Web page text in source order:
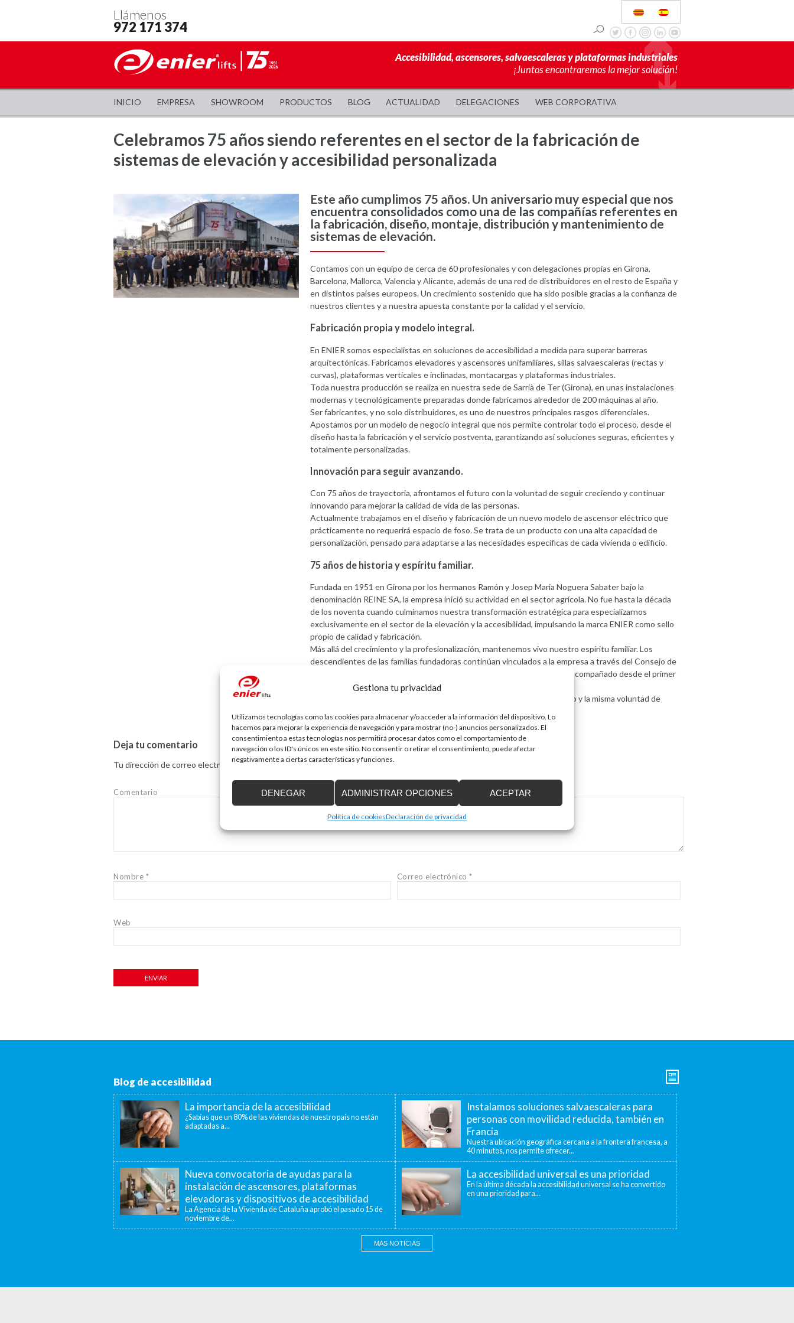
Gestiona tu privacidad
Utilizamos tecnologías como las cookies para almacenar y/o acceder a la información del dispositivo. Lo
hacemos para mejorar la experiencia de navegación y para mostrar (no-) anuncios personalizados. El
consentimiento a estas tecnologías nos permitirá procesar datos como el comportamiento de
navegación o los ID's únicos en este sitio. No consentir o retirar el consentimiento, puede afectar
negativamente a ciertas características y funciones.
ACEPTAR
DENEGAR ADMINISTRAR OPCIONES
Política de cookiesDeclaración de privacidad
Llámenos
972 171 374
Accesibilidad, ascensores, salvaescaleras y plataformas industriales
¡Juntos encontraremos la mejor solución!
INICIO EMPRESA SHOWROOM PRODUCTOS BLOG ACTUALIDAD DELEGACIONES WEB CORPORATIVA
Celebramos 75 años siendo referentes en el sector de la fabricación de
sistemas de elevación y accesibilidad personalizada
Este año cumplimos 75 años. Un aniversario muy especial que nos
encuentra consolidados como una de las compañías referentes en
la fabricación, diseño, montaje, distribución y mantenimiento de
sistemas de elevación.
Contamos con un equipo de cerca de 60 profesionales y con delegaciones propias en Girona,
Barcelona, Mallorca, Valencia y Alicante, además de una red de distribuidores en el resto de España y
en distintos países europeos. Un crecimiento sostenido que ha sido posible gracias a la confianza de
nuestros clientes y a nuestra apuesta constante por la calidad y el servicio.
Fabricación propia y modelo integral.
En ENIER somos especialistas en soluciones de accesibilidad a medida para superar barreras
arquitectónicas. Fabricamos elevadores y ascensores unifamiliares, sillas salvaescaleras (rectas y
curvas), plataformas verticales e inclinadas, montacargas y plataformas industriales.
Toda nuestra producción se realiza en nuestra sede de Sarrià de Ter (Girona), en unas instalaciones
modernas y tecnológicamente preparadas donde fabricamos alrededor de 200 máquinas al año.
Ser fabricantes, y no solo distribuidores, es uno de nuestros principales rasgos diferenciales.
Apostamos por un modelo de negocio integral que nos permite controlar todo el proceso, desde el
diseño hasta la fabricación y el servicio postventa, garantizando así soluciones seguras, eficientes y
totalmente personalizadas.
Innovación para seguir avanzando.
Con 75 años de trayectoria, afrontamos el futuro con la voluntad de seguir creciendo y continuar
innovando para mejorar la calidad de vida de las personas.
Actualmente trabajamos en el diseño y fabricación de un nuevo modelo de ascensor eléctrico que
prácticamente no requerirá espacio de foso. Se trata de un producto con una alta capacidad de
personalización, pensado para adaptarse a las necesidades específicas de cada vivienda o edificio.
75 años de historia y espíritu familiar.
Fundada en 1951 en Girona por los hermanos Ramón y Josep Maria Noguera Sabater bajo la
denominación REINE SA, la empresa inició su actividad en el sector agrícola. No fue hasta la década
de los noventa cuando culminamos nuestra transformación estratégica para especializarnos
exclusivamente en el sector de la elevación y la accesibilidad, impulsando la marca ENIER como sello
propio de calidad y fabricación.
Más allá del crecimiento y la profesionalización, mantenemos vivo nuestro espíritu familiar. Los
descendientes de las familias fundadoras continúan vinculados a la empresa a través del Consejo de
Administración, garantizando la continuidad de los valores que nos han acompañado desde el primer
día: proximidad, calidad y compromiso.
75 años después, seguimos trabajando con la misma vocación de servicio y la misma voluntad de
Deja tu comentario
Tu dirección de correo electrónico no será publicada. Los campos obligatorios están marcados con
Comentario
Nombre * Correo electrónico*
Web
Blog de accesibilidad
La importancia de la accesibilidad
¿Sabías que un 80% de las viviendas de nuestro país no están
adaptadas a...
Instalamos soluciones salvaescaleras para
personas con movilidad reducida, también en
Francia
Nuestra ubicación geográfica cercana a la frontera francesa, a
40 minutos, nos permite ofrecer...
Nueva convocatoria de ayudas para la
instalación de ascensores, plataformas
elevadoras y dispositivos de accesibilidad
La Agencia de la Vivienda de Cataluña aprobó el pasado 15 de
noviembre de...
La accesibilidad universal es una prioridad
En la última década la accesibilidad universal se ha convertido
en una prioridad para...
MAS NOTICIAS